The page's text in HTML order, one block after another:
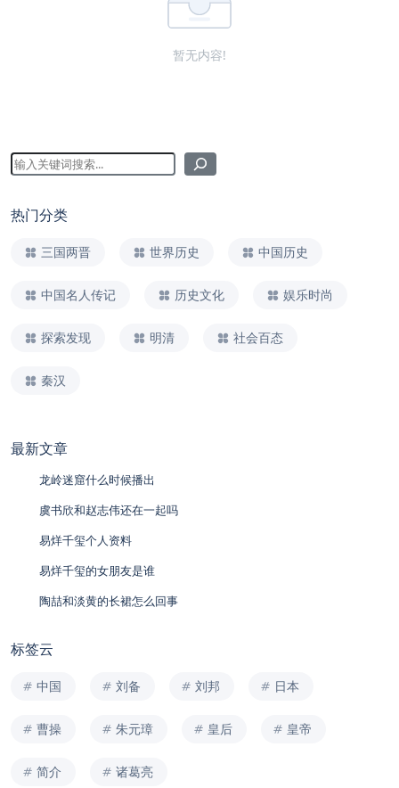
暂无内容!
热门分类
三国两晋 世界历史 中国历史
中国名人传记 历史文化 娱乐时尚
探索发现 明清 社会百态
秦汉
最新文章
龙岭迷窟什么时候播出
虞书欣和赵志伟还在一起吗
易烊千玺个人资料
易烊千玺的女朋友是谁
陶喆和淡黄的长裙怎么回事
标签云
中国 刘备 刘邦 日本
曹操 朱元璋 皇后 皇帝
简介 诸葛亮